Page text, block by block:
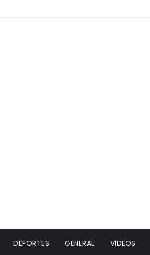
DEPORTES GENERAL VIDEOS